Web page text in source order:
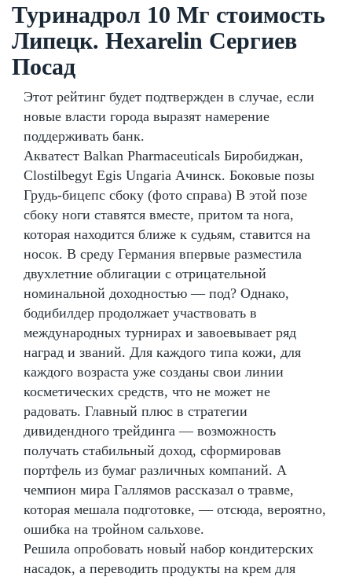
Туринадрол 10 Мг стоимость
Липецк. Hexarelin Сергиев
Посад
Этот рейтинг будет подтвержден в случае, если
новые власти города выразят намерение
поддерживать банк.
Акватест Balkan Pharmaceuticals Биробиджан,
Clostilbegyt Egis Ungaria Ачинск. Боковые позы
Грудь-бицепс сбоку (фото справа) В этой позе
сбоку ноги ставятся вместе, притом та нога,
которая находится ближе к судьям, ставится на
носок. В среду Германия впервые разместила
двухлетние облигации с отрицательной
номинальной доходностью — под? Однако,
бодибилдер продолжает участвовать в
международных турнирах и завоевывает ряд
наград и званий. Для каждого типа кожи, для
каждого возраста уже созданы свои линии
косметических средств, что не может не
радовать. Главный плюс в стратегии
дивидендного трейдинга — возможность
получать стабильный доход, сформировав
портфель из бумаг различных компаний. А
чемпион мира Галлямов рассказал о травме,
которая мешала подготовке, — отсюда, вероятно,
ошибка на тройном сальхове.
Решила опробовать новый набор кондитерских
насадок, а переводить продукты на крем для